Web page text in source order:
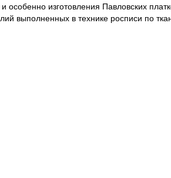
изготовления Павловских
выполненных в технике росписи по